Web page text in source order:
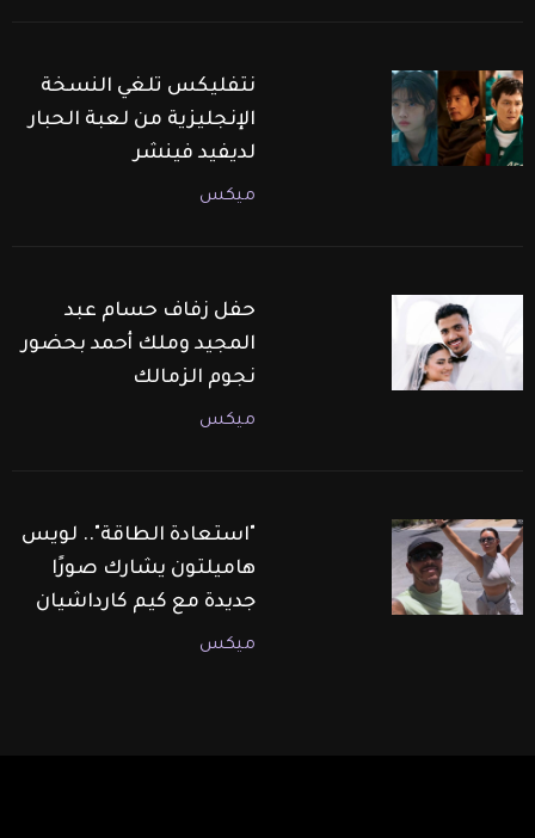
نتفليكس تلغي النسخة
الإنجليزية من لعبة الحبار
لديفيد فينشر
ميكس
حفل زفاف حسام عبد
المجيد وملك أحمد بحضور
نجوم الزمالك
ميكس
"استعادة الطاقة".. لويس
هاميلتون يشارك صورًا
جديدة مع كيم كارداشيان
ميكس